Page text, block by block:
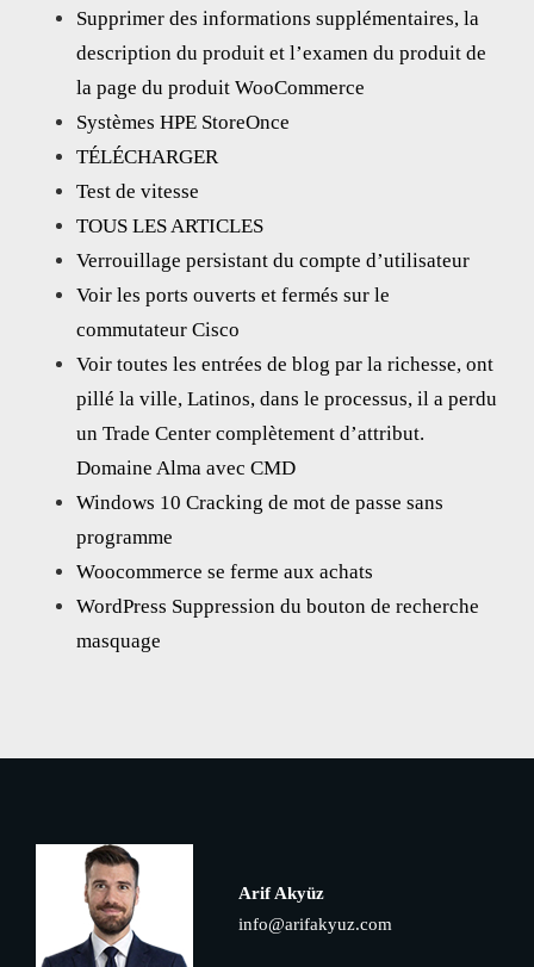
Supprimer des informations supplémentaires, la
description du produit et l’examen du produit de
la page du produit WooCommerce
Systèmes HPE StoreOnce
TÉLÉCHARGER
Test de vitesse
TOUS LES ARTICLES
Verrouillage persistant du compte d’utilisateur
Voir les ports ouverts et fermés sur le
commutateur Cisco
Voir toutes les entrées de blog par la richesse, ont
pillé la ville, Latinos, dans le processus, il a perdu
un Trade Center complètement d’attribut.
Domaine Alma avec CMD
Windows 10 Cracking de mot de passe sans
programme
Woocommerce se ferme aux achats
WordPress Suppression du bouton de recherche
masquage
Arif Akyüz
info@arifakyuz.com